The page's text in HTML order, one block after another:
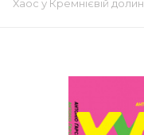
Хаос у Кремнієвій